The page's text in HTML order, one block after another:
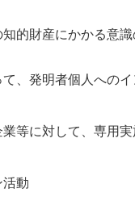
的財産にかかる意
、発明者個人への
等に対して、専用
動